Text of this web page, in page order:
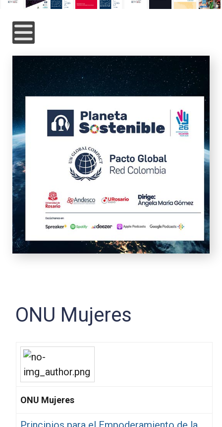
ONU Mujeres
ONU Mujeres